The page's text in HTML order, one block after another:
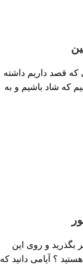
قصد داریم داشته
که شاد باشیم و به
بگذرید و روی این
؟ آیامی دانید که